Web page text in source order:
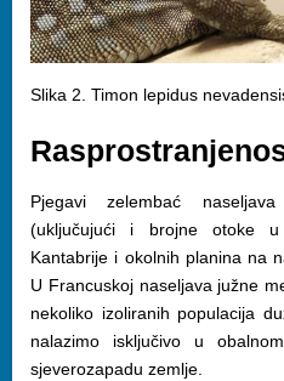
Slika 2. Timon lepidus
Pjegavi zelembać
(uključujući i brojne otoke
Kantabrije i okolnih planina na
U Francuskoj naseljava južne
nekoliko izoliranih populacija
nalazimo isključivo u
sjeverozapadu zemlje.